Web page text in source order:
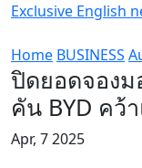
Exclusive English
Home BUSINESS
ปิดยอดจองม
คัน BYD คว้
Apr, 7 2025